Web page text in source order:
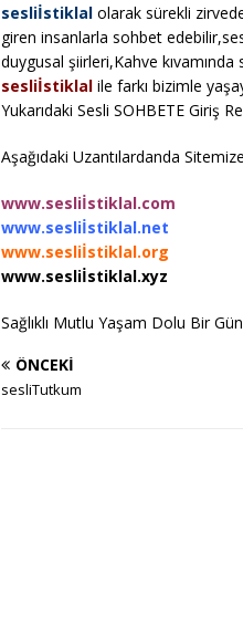
sesliİstiklal olarak sürekli
giren insanlarla sohbet
duygusal şiirleri,Kahve
sesliİstiklal ile farkı bizimle
Yukarıdaki Sesli SOHBETE Giriş
Aşağıdaki Uzantılardanda
www.sesliİstiklal.com
www.sesliİstiklal.net
www.sesliİstiklal.org
www.sesliİstiklal.xyz
Sağlıklı Mutlu Yaşam Dolu Bir
ÖNCEKI
sesliTutkum